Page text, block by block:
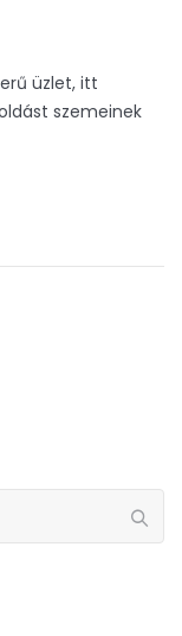
üzlet, itt
szemeinek